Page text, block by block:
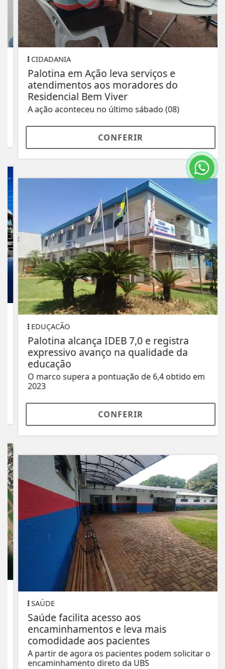
CIDADANIA
Palotina em Ação leva serviços e
atendimentos aos moradores do
Residencial Bem Viver
A ação aconteceu no último sábado (08)
CONFERIR
EDUÇACÃO
Palotina alcança IDEB 7,0 e registra
expressivo avanço na qualidade da
educação
O marco supera a pontuação de 6,4 obtido em
2023
CONFERIR
SAÚDE
Saúde facilita acesso aos
encaminhamentos e leva mais
comodidade aos pacientes
A partir de agora os pacientes podem solicitar o
encaminhamento direto da UBS